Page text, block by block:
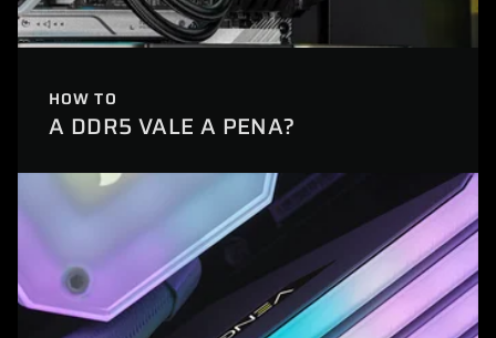
HOW TO
A DDR5 VALE A PENA?